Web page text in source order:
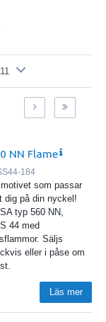
NN Flame
184
som passar
dig på din nyckel!
typ 560 NN,
44 med
Säljs
eller i påse om
Läs mer